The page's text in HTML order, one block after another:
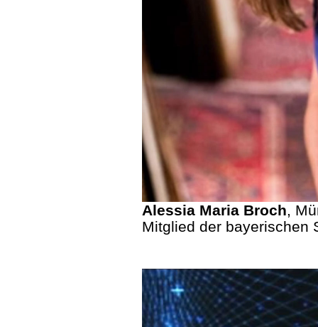
Alessia Maria Broch,
Mitglied der bayerischen